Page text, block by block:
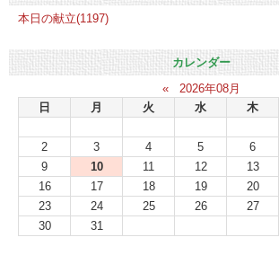
本日の献立(1197)
カレンダー
«
2026年08月
日
月 火 水 木
2
3 4 5 6
9
10 11 12 13
16
17 18 19 20
23
24 25 26 27
30
31